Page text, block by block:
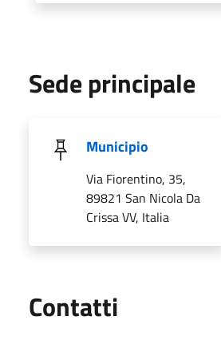
Sede principale
Municipio
Via Fiorentino, 35,
89821 San Nicola Da
Crissa VV, Italia
Contatti